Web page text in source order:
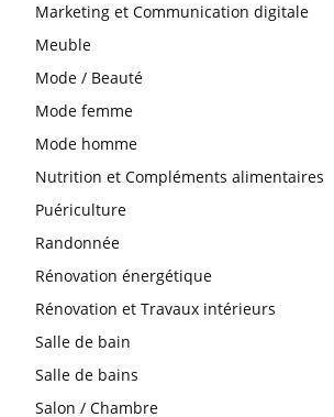
Marketing et Communication digitale
Meuble
Mode / Beauté
Mode femme
Mode homme
Nutrition et Compléments alimentaires
Puériculture
Randonnée
Rénovation énergétique
Rénovation et Travaux intérieurs
Salle de bain
Salle de bains
Salon / Chambre